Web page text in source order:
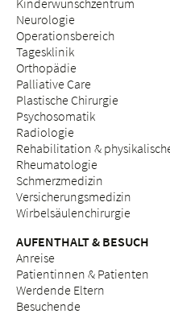
Kinderwunschzentrum
Neurologie
Operationsbereich
Tagesklinik
Orthopädie
Palliative Care
Plastische Chirurgie
Psychosomatik
Radiologie
Rehabilitation &
Rheumatologie
Schmerzmedizin
Versicherungsmedizin
Wirbelsäulenchirurgie
AUFENTHALT & BESUCH
Anreise
Patientinnen & Patienten
Werdende Eltern
Besuchende